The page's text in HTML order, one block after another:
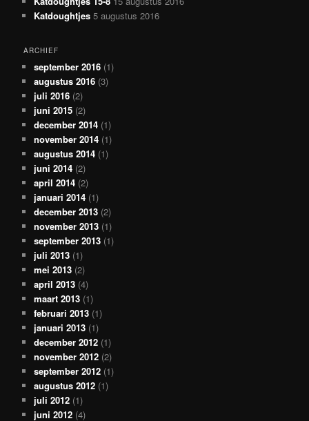
Katdoughtjes 5 augustus 2016
ARCHIEF
september 2016 (1)
augustus 2016 (3)
juli 2016 (2)
juni 2015 (2)
december 2014 (1)
november 2014 (1)
augustus 2014 (1)
juni 2014 (2)
april 2014 (2)
januari 2014 (1)
december 2013 (2)
november 2013 (1)
september 2013 (1)
juli 2013 (1)
mei 2013 (2)
april 2013 (4)
maart 2013 (1)
februari 2013 (1)
januari 2013 (1)
december 2012 (1)
november 2012 (2)
september 2012 (1)
augustus 2012 (1)
juli 2012 (1)
juni 2012 (4)